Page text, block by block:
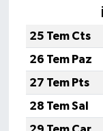
25 Tem Cts
26 Tem Paz
27 Tem Pts
28 Tem Sal